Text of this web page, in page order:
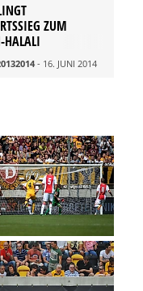
ZUM
HALALI
- 16. JUNI 2014